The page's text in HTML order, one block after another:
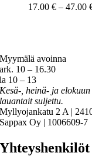
17.00 € – 47.00
Myymälä avoinna
ark. 10 – 16.30
la 10 – 13
Kesä-, heinä- ja elokuun
lauantait suljettu.
Myllyojankatu 2 A |
Sappax Oy | 1006609-7
Yhteyshenkilöt